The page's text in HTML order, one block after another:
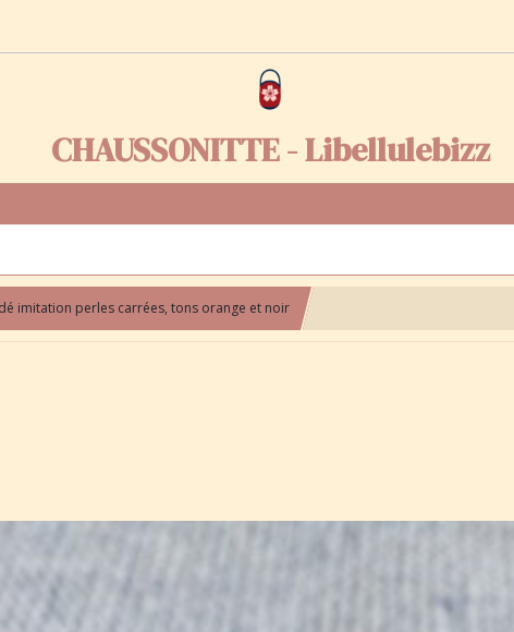
CHAUSSONITTE - Libellulebizz
imitation perles carrées, tons orange et noir